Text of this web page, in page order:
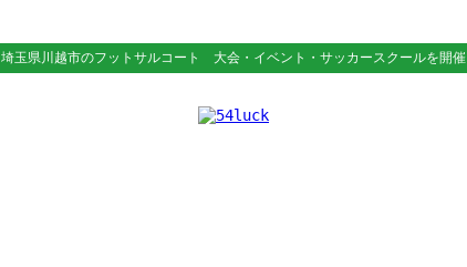
埼玉県川越市のフットサルコート 大会・イベント・サッカースクールを開催